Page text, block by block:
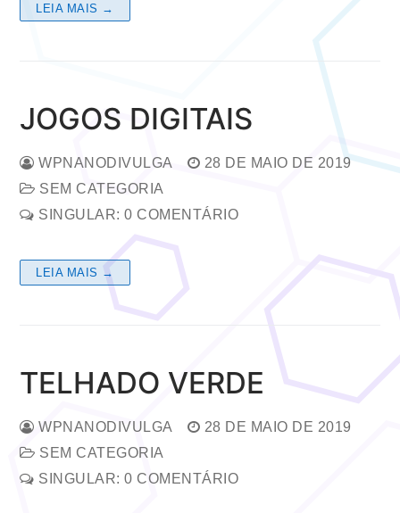
LEIA MAIS →
JOGOS DIGITAIS
WPNANODIVULGA
28 DE MAIO DE 2019
SEM CATEGORIA
SINGULAR: 0 COMENTÁRIO
LEIA MAIS →
TELHADO VERDE
WPNANODIVULGA
28 DE MAIO DE 2019
SEM CATEGORIA
SINGULAR: 0 COMENTÁRIO